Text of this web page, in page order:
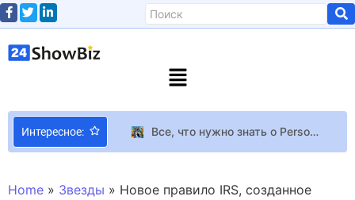
Интересное:
Все, что нужно знать о Persona 4 Revival за 20 минут — Atlus раскрыла подробности обновленной JRPG
Клэр Редфилд будет сражаться с толпами зомби, а не одиночными экземплярами в ремейке Resident Evil Veronica
Home » Звезды » Новое правило IRS, созданное